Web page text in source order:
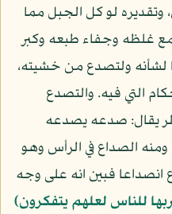
وتقديره لو كل الجبل مما
مع غلظه وجفاء طبعه وكبر
ولتصدع من خشيته،
التي فيه. والتصدع
يقال: صدعه يصدعه
الصداع في الرأس وهو
فبين انه على وجه
للناس لعلهم يتفكرون)